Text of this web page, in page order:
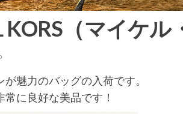
（マイケル
魅力のバッグの入荷です。
に良好な美品です！